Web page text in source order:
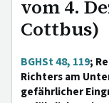
vom 4.
Cottbus)
BGHSt 48, 119;
Richters am
gefährlicher